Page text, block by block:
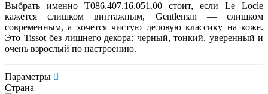
Выбрать именно T086.407.16.051.00 стоит, если Le Locle
кажется слишком винтажным, Gentleman — слишком
современным, а хочется чистую деловую классику на коже.
Это Tissot без лишнего декора: черный, тонкий, уверенный и
очень взрослый по настроению.
Параметры
Страна